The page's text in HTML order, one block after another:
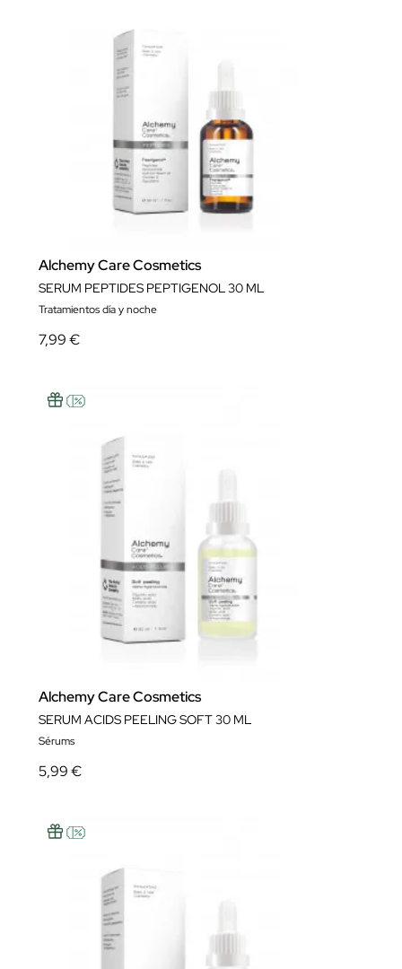
Alchemy Care Cosmetics
SERUM PEPTIDES PEPTIGENOL 30 ML
Tratamientos día y noche
7,99 €
Alchemy Care Cosmetics
SERUM ACIDS PEELING SOFT 30 ML
Sérums
5,99 €